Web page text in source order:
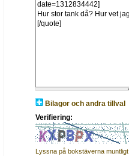
Bilagor och andra tillval
Verifiering:
Lyssna på bokstäverna muntligt